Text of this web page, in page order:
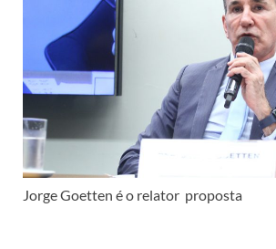
Jorge Goetten é o relator proposta